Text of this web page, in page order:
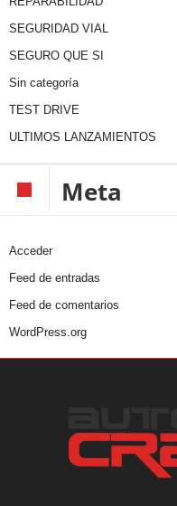
SEGURIDAD VIAL
SEGURO QUE SI
Sin categoría
TEST DRIVE
ULTIMOS LANZAMIENTOS
Meta
Acceder
Feed de entradas
Feed de comentarios
WordPress.org